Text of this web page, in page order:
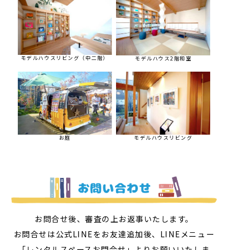
モデルハウスリビング（中二階） モデルハウス2階和室
お庭 モデルハウスリビング
お問合せ後、審査の上お返事いたします。
お問合せは公式LINEをお友達追加後、LINEメニュー